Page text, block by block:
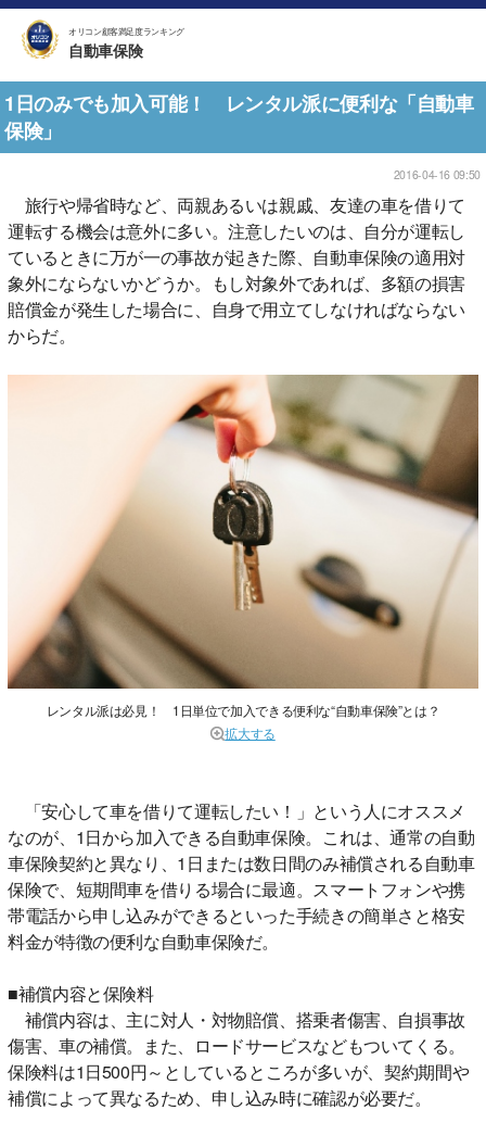
オリコン顧客満足度ランキング
自動車保険
1日のみでも加入可能！ レンタル派に便利な「自動車
保険」
2016-04-16 09:50
旅行や帰省時など、両親あるいは親戚、友達の車を借りて
運転する機会は意外に多い。注意したいのは、自分が運転し
ているときに万が一の事故が起きた際、自動車保険の適用対
象外にならないかどうか。もし対象外であれば、多額の損害
賠償金が発生した場合に、自身で用立てしなければならない
からだ。
レンタル派は必見！ 1日単位で加入できる便利な“自動車保険”とは？
拡大する
「安心して車を借りて運転したい！」という人にオススメ
なのが、1日から加入できる自動車保険。これは、通常の自動
車保険契約と異なり、1日または数日間のみ補償される自動車
保険で、短期間車を借りる場合に最適。スマートフォンや携
帯電話から申し込みができるといった手続きの簡単さと格安
料金が特徴の便利な自動車保険だ。
■補償内容と保険料
補償内容は、主に対人・対物賠償、搭乗者傷害、自損事故
傷害、車の補償。また、ロードサービスなどもついてくる。
保険料は1日500円～としているところが多いが、契約期間や
補償によって異なるため、申し込み時に確認が必要だ。